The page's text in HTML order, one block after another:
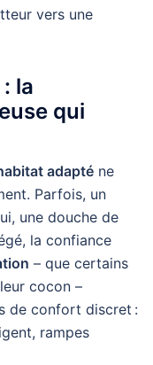
vers une
la
qui
adapté ne
Parfois, un
une douche de
la confiance
– que certains
cocon –
de confort discret :
rampes